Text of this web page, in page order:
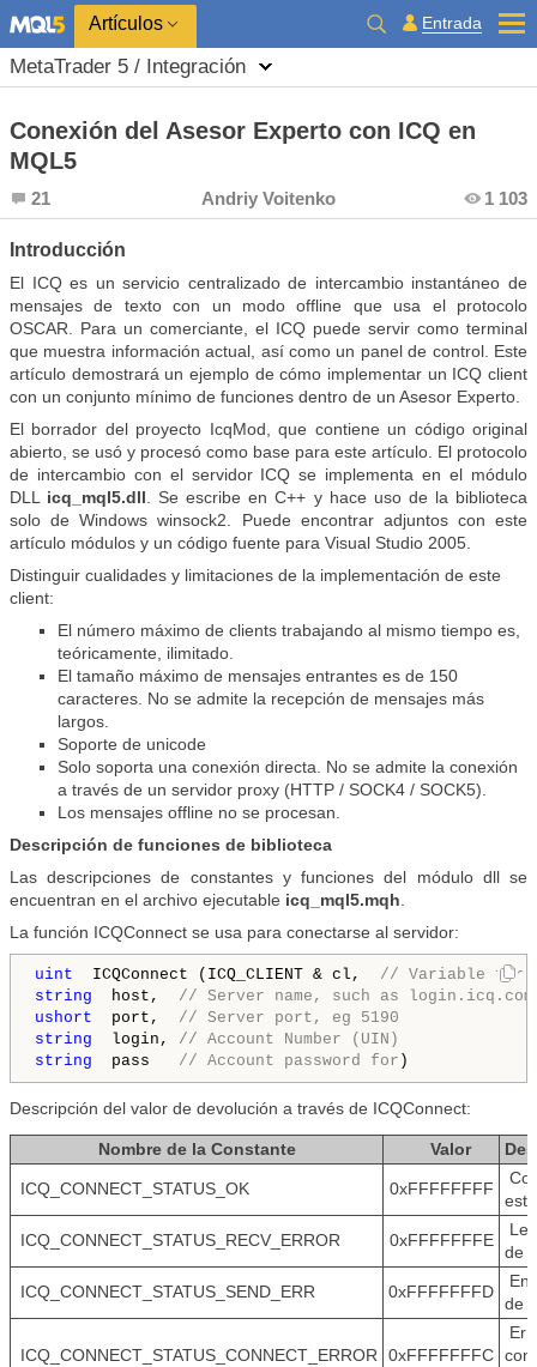
Artículos Entrada
MetaTrader 5 / Integración
Conexión del Asesor Experto con ICQ en
MQL5
21 Andriy Voitenko 1 103
Introducción
El ICQ es un servicio centralizado de intercambio instantáneo de
mensajes de texto con un modo offline que usa el protocolo
OSCAR. Para un comerciante, el ICQ puede servir como terminal
que muestra información actual, así como un panel de control. Este
artículo demostrará un ejemplo de cómo implementar un ICQ client
con un conjunto mínimo de funciones dentro de un Asesor Experto.
El borrador del proyecto IcqMod, que contiene un código original
abierto, se usó y procesó como base para este artículo. El protocolo
de intercambio con el servidor ICQ se implementa en el módulo
DLL icq_mql5.dll . Se escribe en C++ y hace uso de la biblioteca
solo de Windows winsock2. Puede encontrar adjuntos con este
artículo módulos y un código fuente para Visual Studio 2005.
Distinguir cualidades y limitaciones de la implementación de este
client:
El número máximo de clients trabajando al mismo tiempo es,
teóricamente, ilimitado.
El tamaño máximo de mensajes entrantes es de 150
caracteres. No se admite la recepción de mensajes más
largos.
Soporte de unicode
Solo soporta una conexión directa. No se admite la conexión
a través de un servidor proxy (HTTP / SOCK4 / SOCK5).
Los mensajes offline no se procesan.
Descripción de funciones de biblioteca
Las descripciones de constantes y funciones del módulo dll se
encuentran en el archivo ejecutable icq_mql5.mqh
La función ICQConnect se usa para conectarse al servidor:
uint ICQConnect (ICQ_CLIENT & cl,
// Variable for
string
host,
// Server name, such as
ushort
port,
// Server port, eg 5190
string
login, // Account Number (UIN)
string
pass
  // Account password for
)
Descripción del valor de devolución a través de ICQConnect:
Nombre de la Constante Valor
ICQ_CONNECT_STATUS_OK 0xFFFFFFFF
ICQ_CONNECT_STATUS_RECV_ERROR 0xFFFFFFFE
de
ICQ_CONNECT_STATUS_SEND_ERR 0xFFFFFFFD
de
ICQ_CONNECT_STATUS_CONNECT_ERROR 0xFFFFFFFC